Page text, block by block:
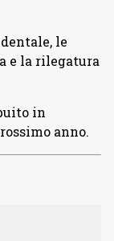
le
e la rilegatura
in
anno.